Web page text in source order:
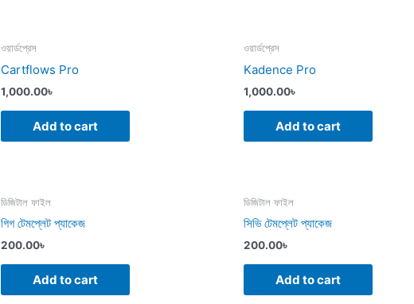
ওয়ার্ডপ্রেস
Cartflows Pro
1,000.00৳
Add to cart
ওয়ার্ডপ্রেস
Kadence Pro
1,000.00৳
Add to cart
ডিজিটাল ফাইল
গিগ টেমপ্লেট প্যাকেজ
200.00৳
Add to cart
ডিজিটাল ফাইল
সিভি টেমপ্লেট প্যাকেজ
200.00৳
Add to cart